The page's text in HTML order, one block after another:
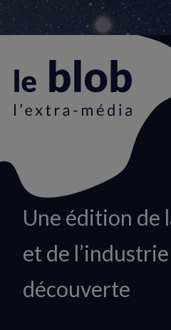
Animation
logo
Une édition de
et de
découverte